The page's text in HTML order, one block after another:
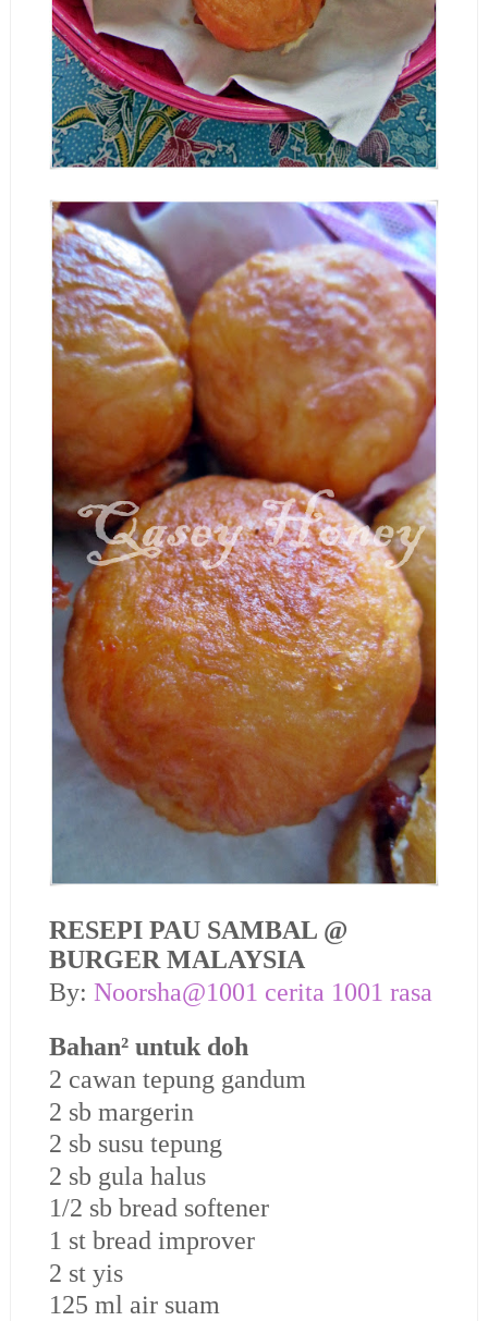
RESEPI PAU SAMBAL @
BURGER MALAYSIA
By: Noorsha@1001 cerita 1001 rasa
Bahan² untuk doh
2 cawan tepung gandum
2 sb margerin
2 sb susu tepung
2 sb gula halus
1/2 sb bread softener
1 st bread improver
2 st yis
125 ml air suam